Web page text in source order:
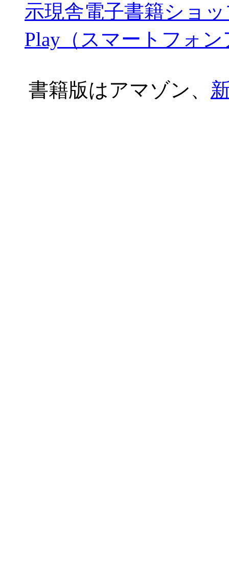
示現舎電子書籍ショ
Play（スマートフォ
書籍版はアマゾン、